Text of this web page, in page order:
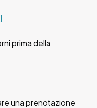
prima della
una prenotazione